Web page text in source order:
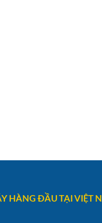
HÀNG ĐẦU TẠI VIỆT